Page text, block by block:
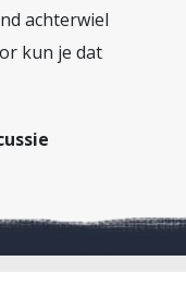
achterwiel
kun je dat